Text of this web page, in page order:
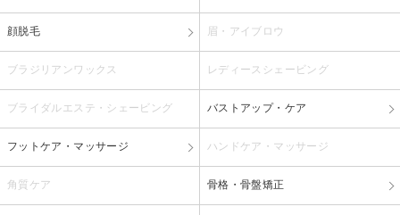
顔脱毛 眉・アイブロウ
ブラジリアンワックス レディースシェービング
ブライダルエステ・シェービング バストアップ・ケア
フットケア・マッサージ ハンドケア・マッサージ
角質ケア 骨格・骨盤矯正